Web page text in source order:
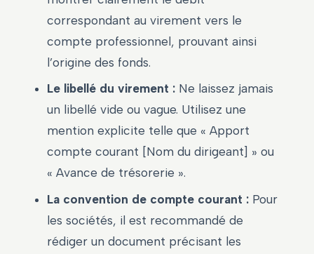
correspondant au virement vers le
compte professionnel, prouvant ainsi
l’origine des fonds.
Le libellé du virement : Ne laissez jamais
un libellé vide ou vague. Utilisez une
mention explicite telle que « Apport
compte courant [Nom du dirigeant] » ou
« Avance de trésorerie ».
La convention de compte courant : Pour
les sociétés, il est recommandé de
rédiger un document précisant les